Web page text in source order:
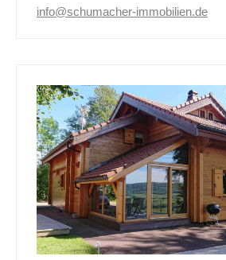
info@schumacher-immobilien.de